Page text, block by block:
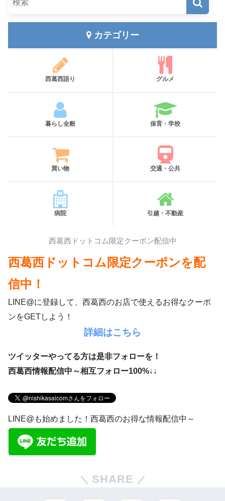
カテゴリー
西葛西語り グルメ
暮らし全般 保育・学校
買い物 交通・公共
病院 引越・不動産
西葛西ドットコム限定クーポン配信中
西葛西ドットコム限定クーポンを配
信中！
LINE@に登録して、西葛西のお店で使えるお得なクーポ
ンをGETしよう！
詳細はこちら
ツイッターやってる方は是非フォローを！
西葛西情報配信中～相互フォロー100%↓↓
LINE@も始めました！西葛西のお得な情報配信中～
SHARE